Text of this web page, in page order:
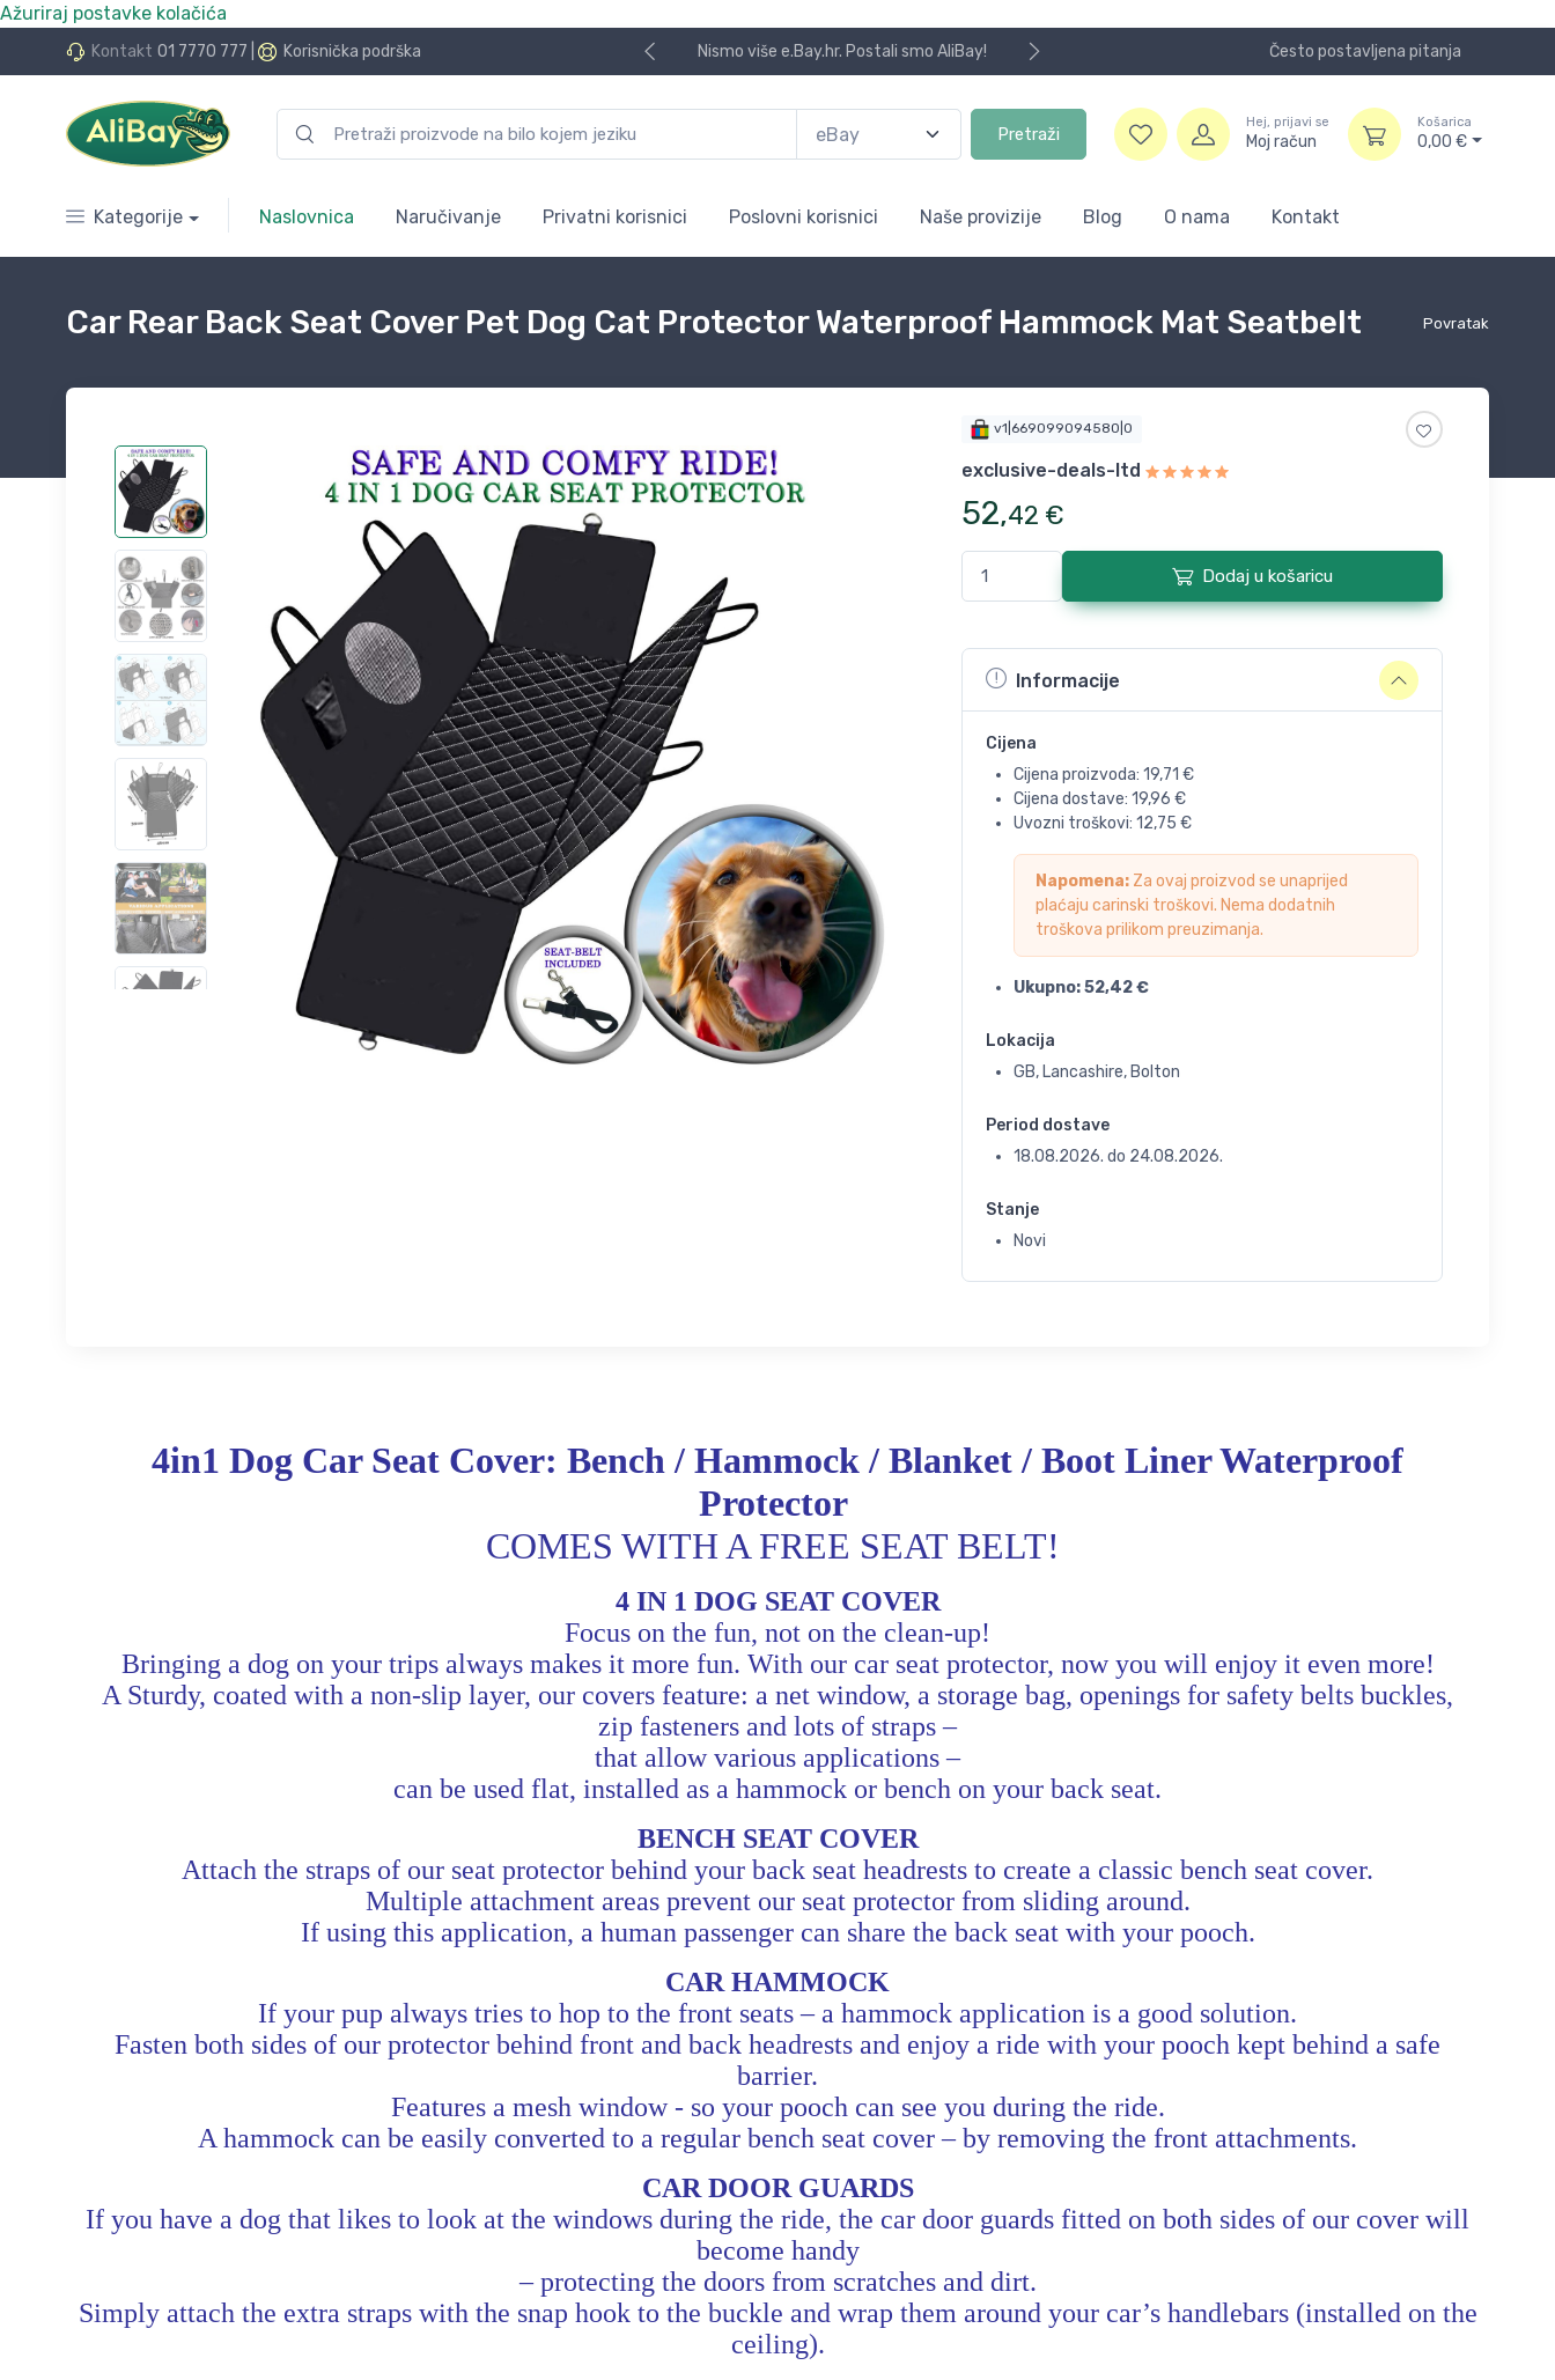
Ažuriraj postavke kolačića
Kontakt 01 7770 777 Korisnička podrška
24 rate bez kamata Nismo više e.Bay.hr. Postali smo AliBay! Često postavljena pitanja
Pretraži
Hej, prijavi se
Moj račun
Košarica
0,00 €
Kategorije Naslovnica Naručivanje Privatni korisnici Poslovni korisnici Naše provizije Blog O nama Kontakt
Povratak
Car Rear Back Seat Cover Pet Dog Cat Protector Waterproof Hammock Mat Seatbelt
v1|669099094580|0
exclusive-deals-ltd
52,42 €
Dodaj u košaricu
Informacije
Cijena
Cijena proizvoda: 19,71 €
Cijena dostave: 19,96 €
Uvozni troškovi: 12,75 €
Napomena:Za ovaj proizvod se unaprijed
plaćaju carinski troškovi. Nema dodatnih
troškova prilikom preuzimanja.
Ukupno:52,42€
Lokacija
GB, Lancashire, Bolton
Period dostave
18.08.2026. do 24.08.2026.
Stanje
Novi